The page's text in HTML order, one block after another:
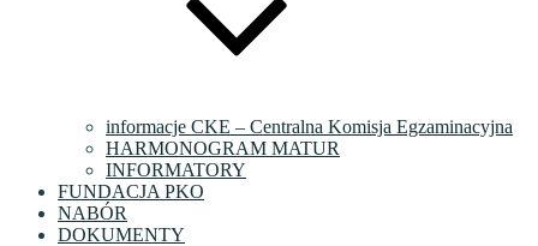
informacje CKE – Centralna Komisja Egzaminacyjna
HARMONOGRAM MATUR
INFORMATORY
FUNDACJA PKO
NABÓR
DOKUMENTY